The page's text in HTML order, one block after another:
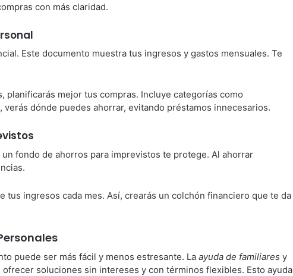
con más claridad.
Este documento muestra tus ingresos y gastos mensuales. Te
planificarás mejor tus compras. Incluye categorías como
dónde puedes ahorrar, evitando préstamos innecesarios.
fondo de ahorros para imprevistos te protege. Al ahorrar
tus ingresos cada mes. Así, crearás un colchón financiero que te da
puede ser más fácil y menos estresante. La ayuda de familiares y
soluciones sin intereses y con términos flexibles. Esto ayuda